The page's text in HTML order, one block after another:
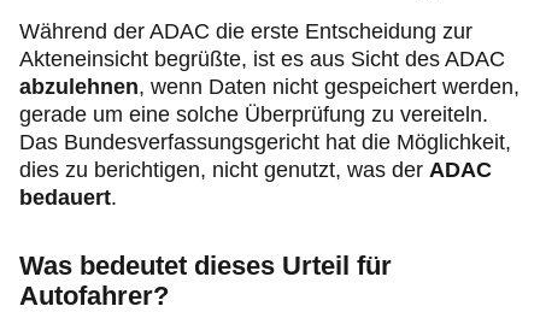
Während der ADAC die erste Entscheidung zur
Akteneinsicht begrüßte, ist es aus Sicht des ADAC
abzulehnen, wenn Daten nicht gespeichert werden,
gerade um eine solche Überprüfung zu vereiteln.
Das Bundesverfassungsgericht hat die Möglichkeit,
dies zu berichtigen, nicht genutzt, was der ADAC
bedauert.
Was bedeutet dieses Urteil für
Autofahrer?